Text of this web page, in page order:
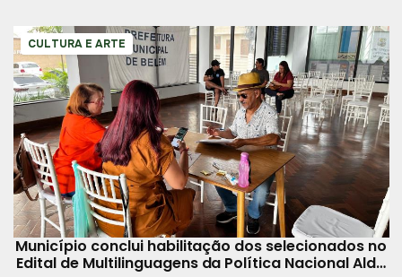
CULTURA E ARTE
Município conclui habilitação dos selecionados no
Edital de Multilinguagens da Política Nacional Aldir